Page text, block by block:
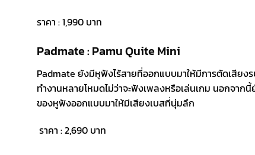
ราคา : 1,990 บาท
Padmate : Pamu Quite Mini
Padmate ยังมีหูฟังไร้สายที่ออกแบบมาให้มีการตัดเสีย
ทำงานหลายโหมดไม่ว่าจะฟังเพลงหรือเล่นเกม นอกจา
ของหูฟังออกแบบมาให้มีเสียงเบสที่นุ่มลึก
ราคา : 2,690 บาท